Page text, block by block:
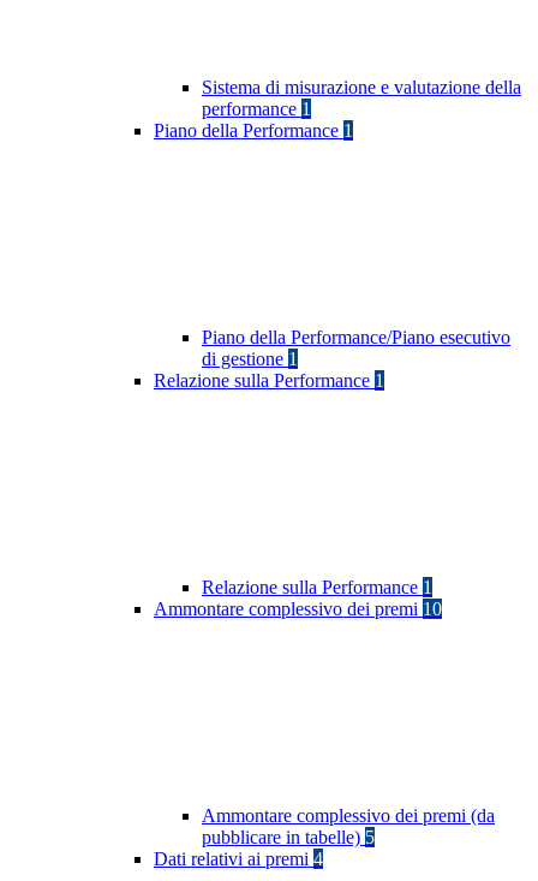
Sistema di misurazione e valutazione della
performance 1
Piano della Performance 1
Piano della Performance/Piano esecutivo
di gestione 1
Relazione sulla Performance 1
Relazione sulla Performance 1
Ammontare complessivo dei premi 10
Ammontare complessivo dei premi (da
pubblicare in tabelle) 5
Dati relativi ai premi 4